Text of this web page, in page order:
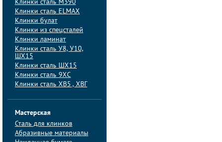
Клинки сталь M390
Клинки сталь ELMAX
Клинки булат
Клинки из спецсталей
Клинки ламинат
Клинки сталь У8, У10,
ШХ15
Клинки сталь ШХ15
Клинки сталь 9ХС
Клинки сталь ХВ5 , ХВГ
Мастерская
Сталь для клинков
Абразивные материалы